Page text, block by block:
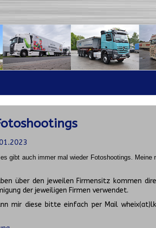
gibt auch immer mal wieder Fotoshootings. Meine
über den jeweilen Firmensitz kommen
der jeweiligen Firmen verwendet.
mir diese bitte einfach per Mail